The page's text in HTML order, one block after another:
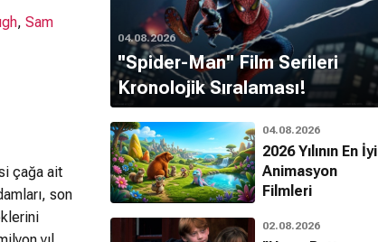
, Sam
çağa ait
son
04.08.2026
''Spider-Man'' Film Serileri
Kronolojik Sıralaması!
04.08.2026
2026 Yılının En İyi
Animasyon
Filmleri
02.08.2026